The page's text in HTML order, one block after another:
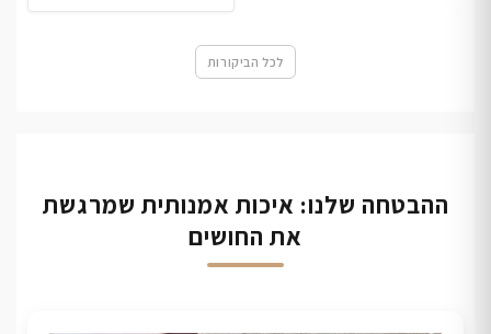
לכל הביקורות
ההבטחה שלנו: איכות אמנותית שמרגשת
את החושים